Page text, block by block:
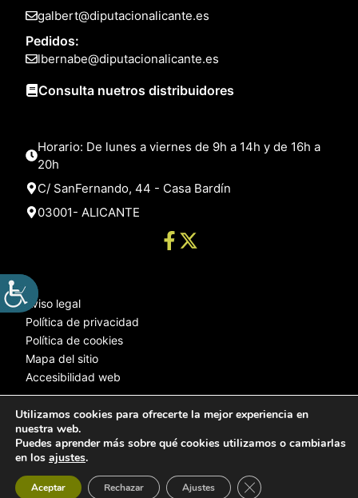
galbert@diputacionalicante.es
Pedidos:
lbernabe@diputacionalicante.es
Consulta nuetros distribuidores
Horario: De lunes a viernes de 9h a 14h y de 16h a
20h
C/ SanFernando, 44 - Casa Bardín
03001- ALICANTE
Aviso legal
Política de privacidad
Política de cookies
Mapa del sitio
Accesibilidad web
© 2025 Web desarrollada por el Servicio de Informática de Diputación
Utilizamos cookies para ofrecerte la mejor experiencia en
nuestra web.
Puedes aprender más sobre qué cookies utilizamos o cambiarlas
en los ajustes.
Aceptar Rechazar Ajustes Cerrar el banner de